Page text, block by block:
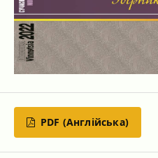
PDF (Англійська)